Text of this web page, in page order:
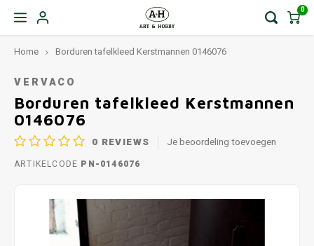
0
Home Borduren tafelkleed Kerstmannen 0146076
VERVACO
Borduren tafelkleed Kerstmannen
0146076
0 REVIEWS Je beoordeling toevoegen
ARTIKELCODE PN-0146076